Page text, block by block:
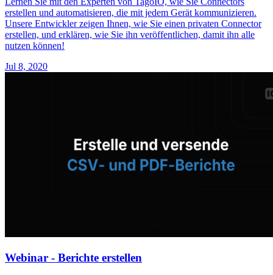
erstellen und automatisieren, die mit jedem Gerät kommunizieren.
Unsere Entwickler zeigen Ihnen, wie Sie einen privaten Connector
erstellen, und erklären, wie Sie ihn veröffentlichen, damit ihn alle
nutzen können!
Jul 8, 2020
Webinar - Berichte erstellen